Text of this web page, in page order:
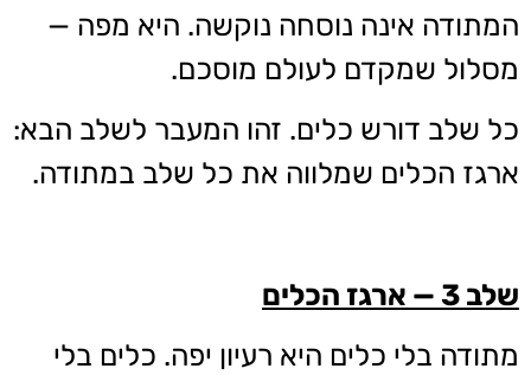
המתודה אינה נוסחה נוקשה. היא מפה —
מסלול שמקדם לעולם מוסכם.
כל שלב דורש כלים. זהו המעבר לשלב הבא:
ארגז הכלים שמלווה את כל שלב במתודה.
שלב 3 — ארגז הכלים
מתודה בלי כלים היא רעיון יפה. כלים בלי